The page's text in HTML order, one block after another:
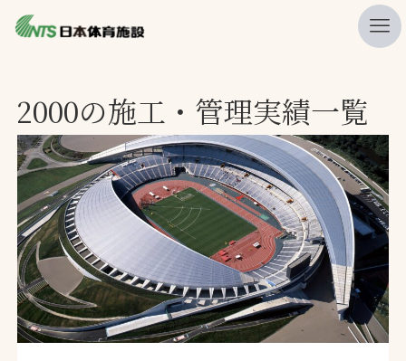
ニュース
プレスリリース
レポート
製品・サービス一覧
施工・管理実績一覧
会社概要
採用情報
2000の施工・管理実績一覧